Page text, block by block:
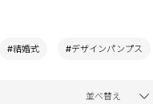
#結婚式 #デザインパンプス
並べ替え